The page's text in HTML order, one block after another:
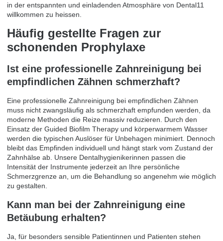
in der entspannten und einladenden Atmosphäre von Dental11
willkommen zu heissen.
Häufig gestellte Fragen zur
schonenden Prophylaxe
Ist eine professionelle Zahnreinigung bei
empfindlichen Zähnen schmerzhaft?
Eine professionelle Zahnreinigung bei empfindlichen Zähnen
muss nicht zwangsläufig als schmerzhaft empfunden werden, da
moderne Methoden die Reize massiv reduzieren. Durch den
Einsatz der Guided Biofilm Therapy und körperwarmem Wasser
werden die typischen Auslöser für Unbehagen minimiert. Dennoch
bleibt das Empfinden individuell und hängt stark vom Zustand der
Zahnhälse ab. Unsere Dentalhygienikerinnen passen die
Intensität der Instrumente jederzeit an Ihre persönliche
Schmerzgrenze an, um die Behandlung so angenehm wie möglich
zu gestalten.
Kann man bei der Zahnreinigung eine
Betäubung erhalten?
Ja, für besonders sensible Patientinnen und Patienten stehen